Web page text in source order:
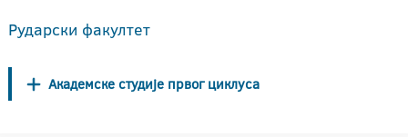
Рударски факултет
Академске студије првог циклуса